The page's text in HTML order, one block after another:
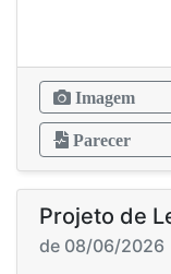
Imagem
Parecer
Projeto de
de 08/06/2026